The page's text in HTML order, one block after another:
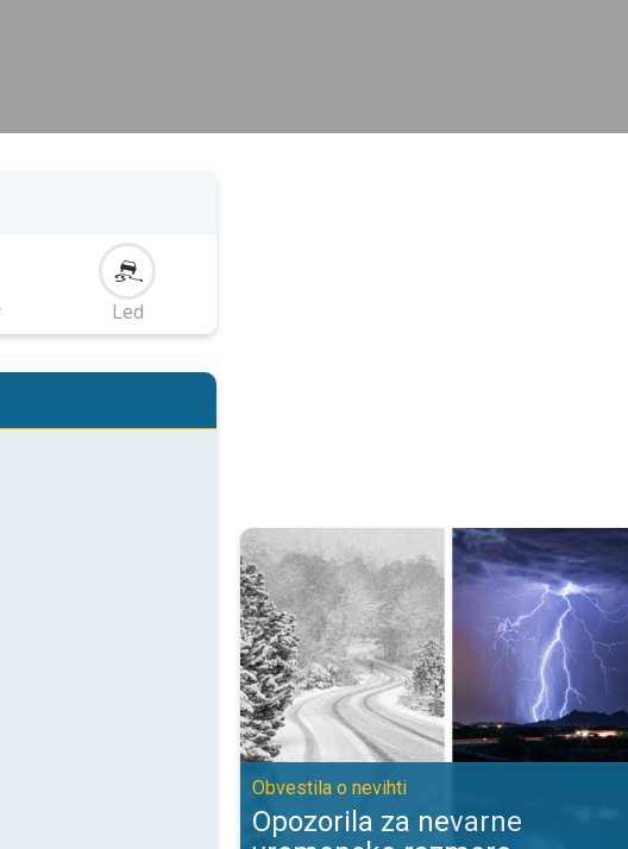
Led
Opozorila za nevarne vremenske razmere.
Obvestila o nevihti
Opozorila za nevarne